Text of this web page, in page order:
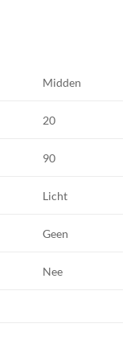
Midden
20
90
Licht
Geen
Nee